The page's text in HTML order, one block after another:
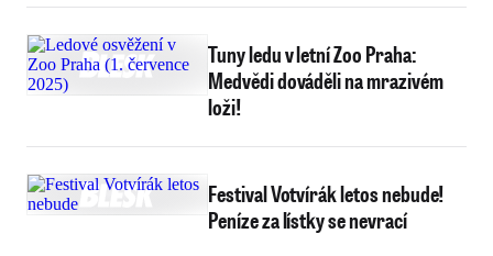
Tuny ledu v letní Zoo Praha:
Medvědi dováděli na mrazivém
loži!
Festival Votvírák letos nebude!
Peníze za lístky se nevrací